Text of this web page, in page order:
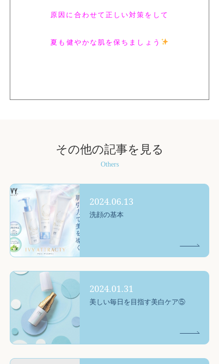
原因に合わせて正しい対策をして
夏も健やかな肌を保ちましょう
その他の記事を見る
Others
2024.06.13
洗顔の基本
2024.01.31
美しい毎日を目指す美白ケア⑤